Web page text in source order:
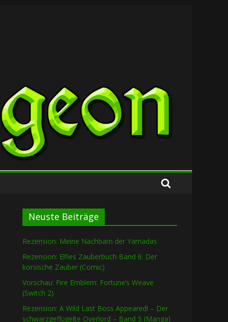
Neuste Beiträge
Rezension: Meine Nachbarn der Yamadas
Rezension: Elfies Zauberbuch Band 6: Der
korsische Zauber (Comic)
Vorschau: Fire Emblem: Fortune’s Weave
(Switch 2)
Rezension: A Wild Last Boss Appeared! – Der
schwarzgeflügelte Overlord – Band 5 (Manga)